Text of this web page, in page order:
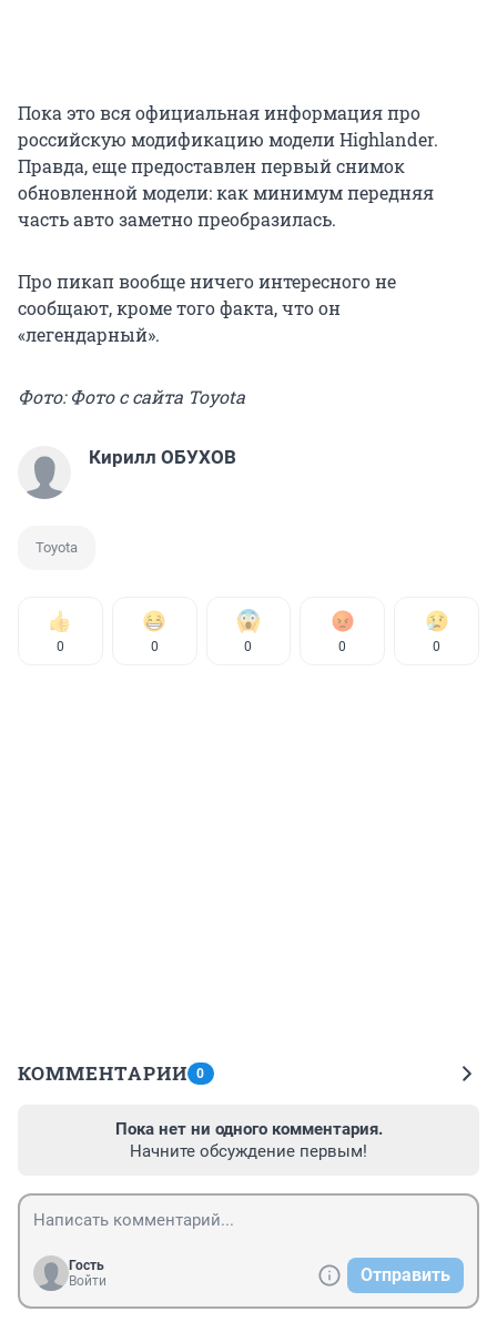
Пока это вся официальная информация про
российскую модификацию модели Highlander.
Правда, еще предоставлен первый снимок
обновленной модели: как минимум передняя
часть авто заметно преобразилась.
Про пикап вообще ничего интересного не
сообщают, кроме того факта, что он
«легендарный».
Фото: Фото с сайта Toyota
Кирилл ОБУХОВ
Toyota
0 0 0 0 0
КОММЕНТАРИИ 0
Пока нет ни одного комментария.
Начните обсуждение первым!
Гость
Войти
Отправить